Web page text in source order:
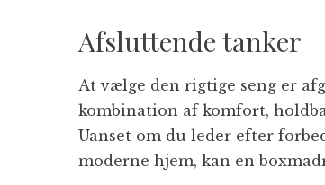
Afsluttende tanker
At vælge den rigtige seng er
kombination af komfort,
Uanset om du leder efter
moderne hjem, kan en